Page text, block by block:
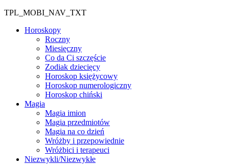
TPL_MOBI_NAV_TXT
Horoskopy
Roczny
Miesięczny
Co da Ci szczęście
Zodiak dziecięcy
Horoskop księżycowy
Horoskop numerologiczny
Horoskop chiński
Magia
Magia imion
Magia przedmiotów
Magia na co dzień
Wróżby i przepowiednie
Wróżbici i terapeuci
Niezwykli/Niezwykłe